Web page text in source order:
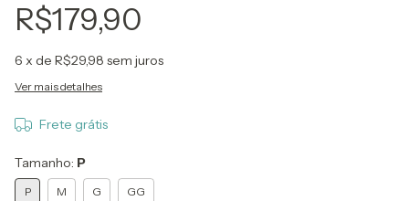
R$179,90
6 x de R$29,98 sem juros
Ver mais detalhes
Frete grátis
Tamanho: P
P M G GG